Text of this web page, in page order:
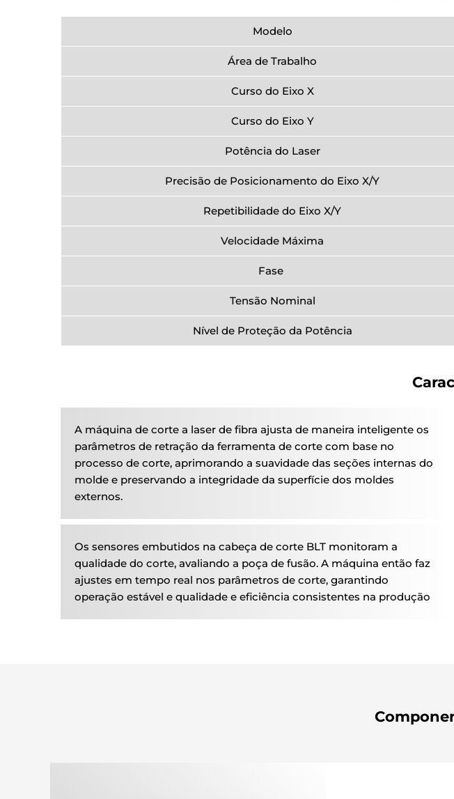
Modelo
Área de Trabalho
Curso do Eixo X
Curso do Eixo Y
Potência do Laser
Precisão de Posicionamento do Eixo X/Y
Repetibilidade do Eixo X/Y
Velocidade Máxima
Fase
Tensão Nominal
Nível de Proteção da Potência
A máquina de corte a laser de fibra ajusta de maneira inteligente os
parâmetros de retração da ferramenta de corte com base no
processo de corte, aprimorando a suavidade das seções internas do
molde e preservando a integridade da superfície dos moldes
externos.
Os sensores embutidos na cabeça de corte BLT monitoram a
qualidade do corte, avaliando a poça de fusão. A máquina então faz
ajustes em tempo real nos parâmetros de corte, garantindo
operação estável e qualidade e eficiência consistentes na produção